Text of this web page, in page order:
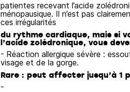
patientes recevant l’acide
ménopausique. Il n’est pas
ces irrégularités
du rythme cardiaque, mais si
l’acide zolédronique, vous
- Réaction allergique sévère :
visage et de la gorge.
Rare : peut affecter jusqu’à 1
-